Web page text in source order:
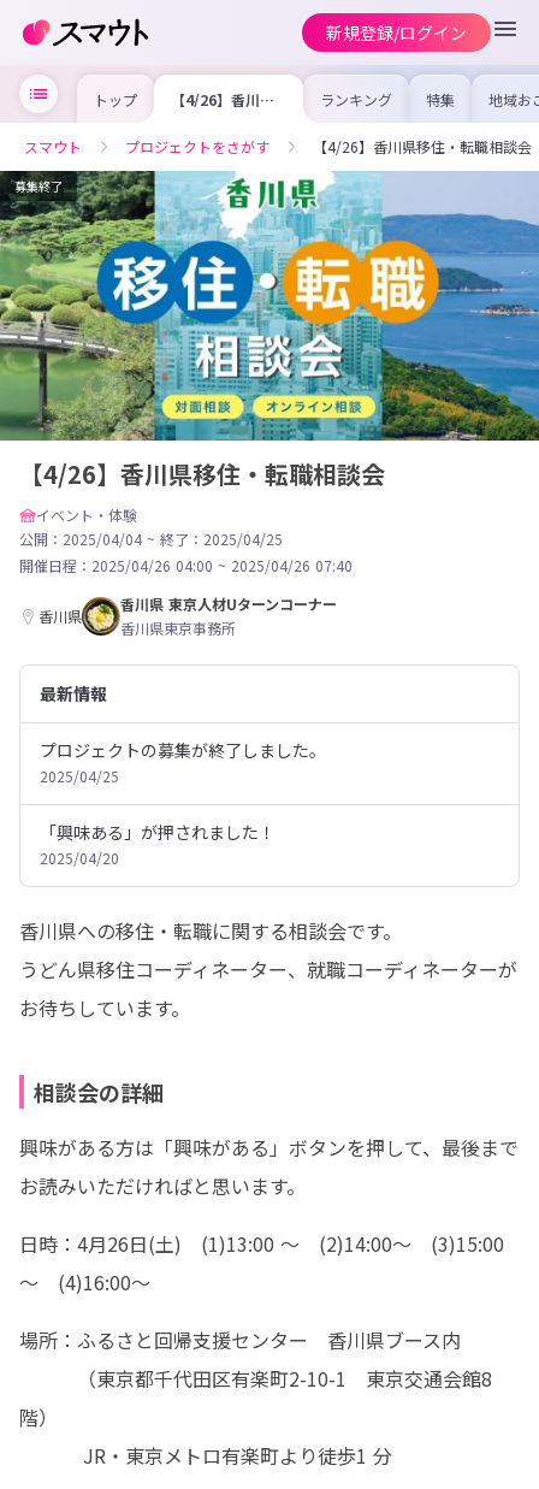
新規登録/ログイン
トップ 【4/26】香川県
移住・転職相談会
ランキング 特集 地域お
の求
を集め
事内容
を比較
合った
スマウト プロジェクトをさがす 【4/26】香川県移住・転職相談会
募集終了
【4/26】香川県移住・転職相談会
イベント・体験
公開：2025/04/04 ~ 終了：2025/04/25
開催日程： 2025/04/26 04:00 ~ 2025/04/26 07:40
香川県
香川県 東京人材Uターンコーナー
香川県東京事務所
最新情報
プロジェクトの募集が終了しました。
2025/04/25
「興味ある」が押されました！
2025/04/20
香川県への移住・転職に関する相談会です。
うどん県移住コーディネーター、就職コーディネーターが
お待ちしています。
相談会の詳細
興味がある方は「興味がある」ボタンを押して、最後まで
お読みいただければと思います。
日時：4月26日(土)　(1)13:00 ～　(2)14:00～　(3)15:00
～　(4)16:00～
場所：ふるさと回帰支援センター　香川県ブース内
（東京都千代田区有楽町2-10-1　東京交通会館8
階）
JR・東京メトロ有楽町より徒歩1 分